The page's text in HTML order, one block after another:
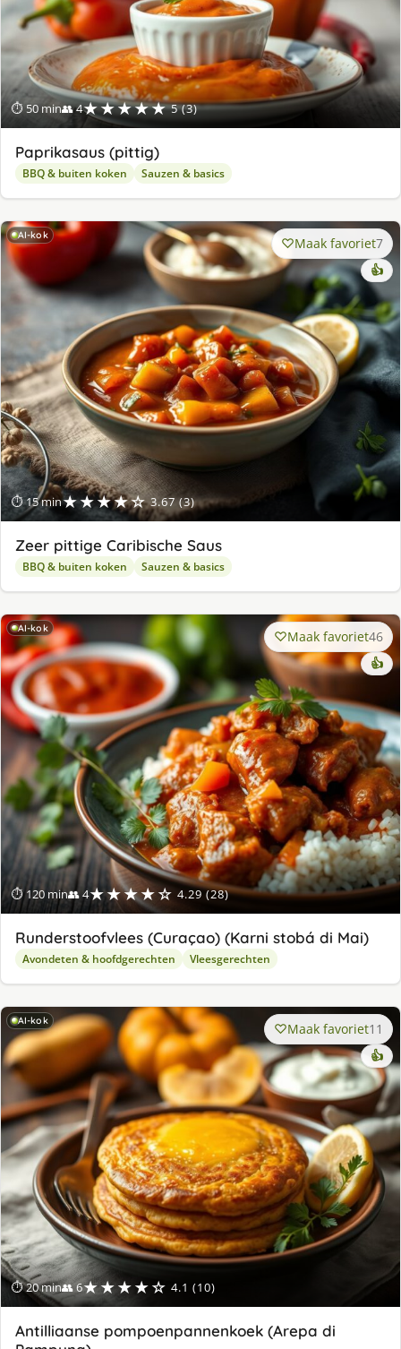
⏱ 50 min👥 4★★★★★ 5 (3)
Paprikasaus (pittig)
BBQ & buiten koken Sauzen & basics
AI-kok
⏱ 15 min★★★★☆ 3.67 (3)
Maak favoriet7
👍
Zeer pittige Caribische Saus
BBQ & buiten koken Sauzen & basics
AI-kok
⏱ 120 min👥 4★★★★☆ 4.29 (28)
Maak favoriet46
👍
Runderstoofvlees (Curaçao) (Karni stobá di Mai)
Avondeten & hoofdgerechten Vleesgerechten
AI-kok
⏱ 20 min👥 6★★★★☆ 4.1 (10)
Maak favoriet11
👍
Antilliaanse pompoenpannenkoek (Arepa di